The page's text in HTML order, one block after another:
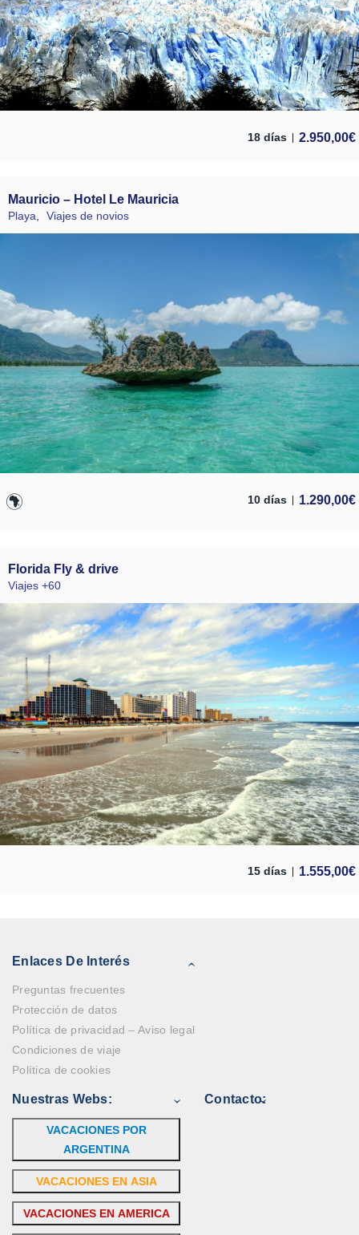
18 días 2.950,00€
Mauricio – Hotel Le Mauricia
Playa, Viajes de novios
10 días 1.290,00€
Florida Fly & drive
Viajes +60
15 días 1.555,00€
Enlaces De Interés
Preguntas frecuentes
Protección de datos
Política de privacidad – Aviso legal
Condiciones de viaje
Política de cookies
Nuestras Webs:
VACACIONES POR
ARGENTINA
VACACIONES EN ASIA
VACACIONES EN AMERICA
Contacto: